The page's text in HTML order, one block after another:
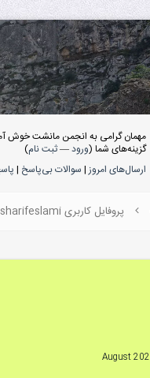
مهمان گرامی به انجمن مانشت خوش
گزینه‌های شما (ورود—ثبت نام)
ارسال‌های امروز| سوالات بی‌پاسخ |
پروفایل کاربری a.sharifeslami